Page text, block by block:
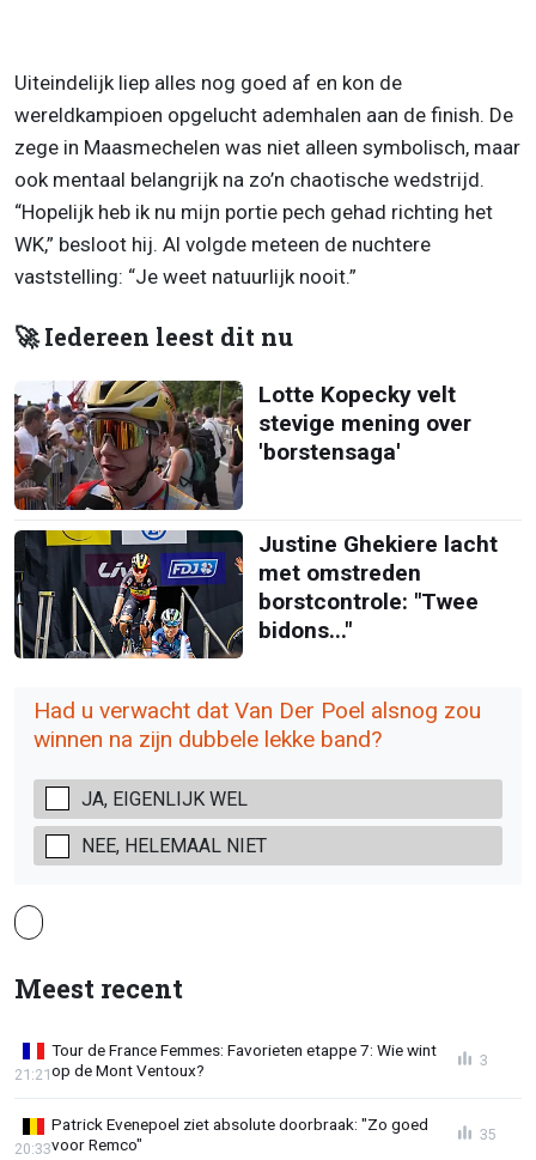
Uiteindelijk liep alles nog goed af en kon de
wereldkampioen opgelucht ademhalen aan de finish. De
zege in Maasmechelen was niet alleen symbolisch, maar
ook mentaal belangrijk na zo’n chaotische wedstrijd.
“Hopelijk heb ik nu mijn portie pech gehad richting het
WK,” besloot hij. Al volgde meteen de nuchtere
vaststelling: “Je weet natuurlijk nooit.”
🚀 Iedereen leest dit nu
Lotte Kopecky velt
stevige mening over
'borstensaga'
Justine Ghekiere lacht
met omstreden
borstcontrole: "Twee
bidons..."
Had u verwacht dat Van Der Poel alsnog zou
winnen na zijn dubbele lekke band?
JA, EIGENLIJK WEL
NEE, HELEMAAL NIET
Meest recent
Tour de France Femmes: Favorieten etappe 7: Wie wint
op de Mont Ventoux?
21:21
3
Patrick Evenepoel ziet absolute doorbraak: "Zo goed
voor Remco"
20:33
35